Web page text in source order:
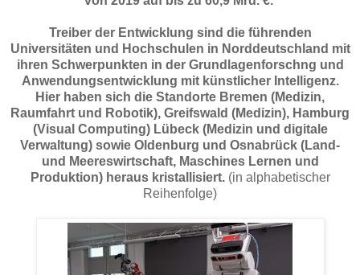
Treiber der Entwicklung sind die führenden
Universitäten und Hochschulen in Norddeutschland mit
ihren Schwerpunkten in der Grundlagenforschng und
Anwendungsentwicklung mit künstlicher Intelligenz.
Hier haben sich die Standorte Bremen (Medizin,
Raumfahrt und Robotik), Greifswald (Medizin), Hamburg
(Visual Computing) Lübeck (Medizin und digitale
Verwaltung) sowie Oldenburg und Osnabrück (Land-
und Meereswirtschaft, Maschines Lernen und
Produktion) heraus kristallisiert.(in alphabetischer
Reihenfolge)